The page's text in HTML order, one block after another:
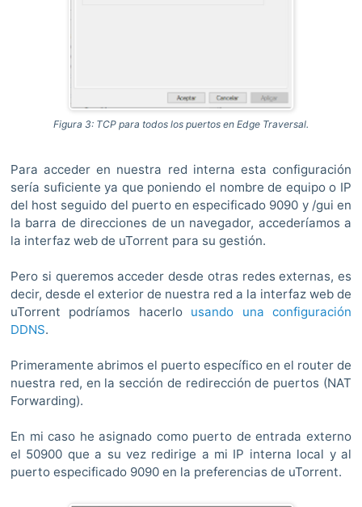
Figura 3: TCP para todos los puertos en Edge Traversal.
Para acceder en nuestra red interna esta configuración
sería suficiente ya que poniendo el nombre de equipo o IP
del host seguido del puerto en especificado 9090 y /gui en
la barra de direcciones de un navegador, accederíamos a
la interfaz web de uTorrent para su gestión.
Pero si queremos acceder desde otras redes externas, es
decir, desde el exterior de nuestra red a la interfaz web de
uTorrent podríamos hacerlo usando una configuración
DDNS.
Primeramente abrimos el puerto específico en el router de
nuestra red, en la sección de redirección de puertos (NAT
Forwarding).
En mi caso he asignado como puerto de entrada externo
el 50900 que a su vez redirige a mi IP interna local y al
puerto especificado 9090 en la preferencias de uTorrent.